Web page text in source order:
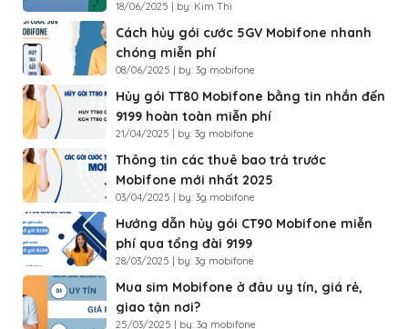
18/06/2025 | by: Kim Thi
Cách hủy gói cước 5GV Mobifone nhanh
chóng miễn phí
08/06/2025 | by: 3g mobifone
Hủy gói TT80 Mobifone bằng tin nhắn đến
9199 hoàn toàn miễn phí
21/04/2025 | by: 3g mobifone
Thông tin các thuê bao trả trước
Mobifone mới nhất 2025
03/04/2025 | by: 3g mobifone
Hướng dẫn hủy gói CT90 Mobifone miễn
phí qua tổng đài 9199
28/03/2025 | by: 3g mobifone
Mua sim Mobifone ở đâu uy tín, giá rẻ,
giao tận nơi?
25/03/2025 | by: 3g mobifone